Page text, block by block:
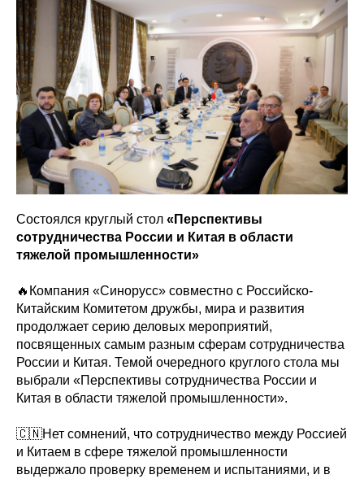
Состоялся круглый стол «Перспективы
сотрудничества России и Китая в области
тяжелой промышленности»
🔥Компания «Синорусс» совместно с Российско-
Китайским Комитетом дружбы, мира и развития
продолжает серию деловых мероприятий,
посвященных самым разным сферам сотрудничества
России и Китая. Темой очередного круглого стола мы
выбрали «Перспективы сотрудничества России и
Китая в области тяжелой промышленности».
🇨🇳Нет сомнений, что сотрудничество между Россией
и Китаем в сфере тяжелой промышленности
выдержало проверку временем и испытаниями, и в